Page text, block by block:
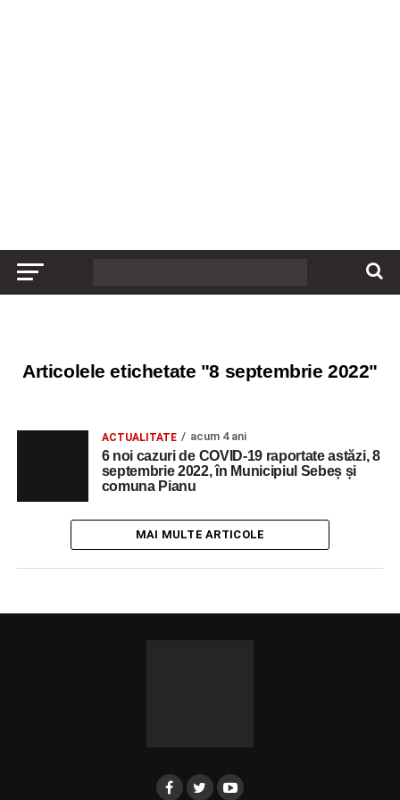
Articolele etichetate "8 septembrie 2022"
ACTUALITATE acum 4 ani
6 noi cazuri de COVID-19 raportate astăzi, 8
septembrie 2022, în Municipiul Sebeș și
comuna Pianu
MAI MULTE ARTICOLE